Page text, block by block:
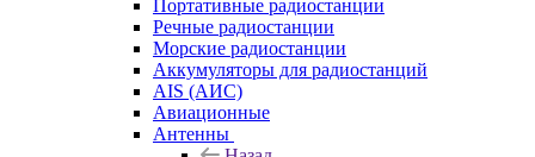
Портативные радиостанции
Речные радиостанции
Морские радиостанции
Аккумуляторы для радиостанций
AIS (АИС)
Авиационные
Антенны